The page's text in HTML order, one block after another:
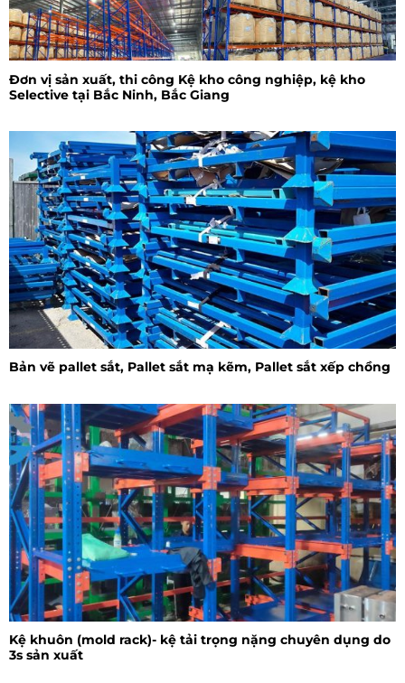
Đơn vị sản xuất, thi công Kệ kho công nghiệp, kệ kho
Selective tại Bắc Ninh, Bắc Giang
Bản vẽ pallet sắt, Pallet sắt mạ kẽm, Pallet sắt xếp chồng
Kệ khuôn (mold rack)- kệ tải trọng nặng chuyên dụng do
3s sản xuất